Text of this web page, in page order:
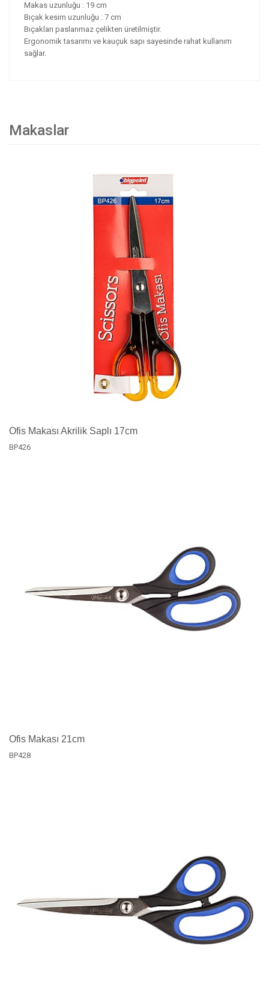
Makas uzunluğu : 19 cm
Bıçak kesim uzunluğu : 7 cm
Bıçakları paslanmaz çelikten üretilmiştir.
Ergonomik tasarımı ve kauçuk sapı sayesinde rahat kullanım
sağlar.
Makaslar
Ofis Makası Akrilik Saplı 17cm
BP426
Ofis Makası 21cm
BP428